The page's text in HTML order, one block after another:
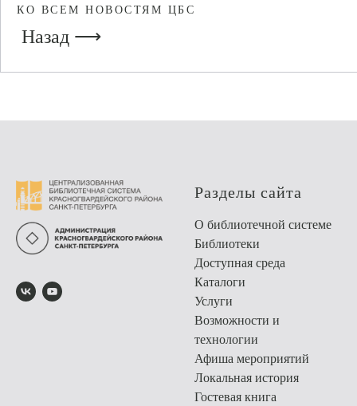
КО ВСЕМ НОВОСТЯМ ЦБС
Назад ⟶
Разделы сайта
О библиотечной системе
Библиотеки
Доступная среда
Каталоги
Услуги
Возможности и
технологии
Афиша мероприятий
Локальная история
Гостевая книга